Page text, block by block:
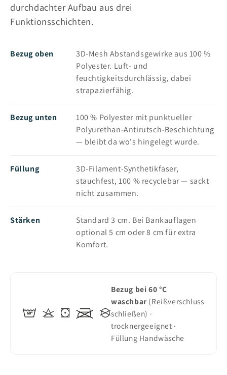
durchdachter Aufbau aus drei
Funktionsschichten.
Bezug oben
3D-Mesh Abstandsgewirke aus 100 %
Polyester. Luft- und
feuchtigkeitsdurchlässig, dabei
strapazierfähig.
Bezug unten
100 % Polyester mit punktueller
Polyurethan-Antirutsch-Beschichtung
— bleibt da wo's hingelegt wurde.
Füllung
3D-Filament-Synthetikfaser,
stauchfest, 100 % recyclebar — sackt
nicht zusammen.
Stärken
Standard 3 cm. Bei Bankauflagen
optional 5 cm oder 8 cm für extra
Komfort.
Bezug bei 60 °C
waschbar (Reißverschluss
schließen) ·
trocknergeeignet ·
Füllung Handwäsche